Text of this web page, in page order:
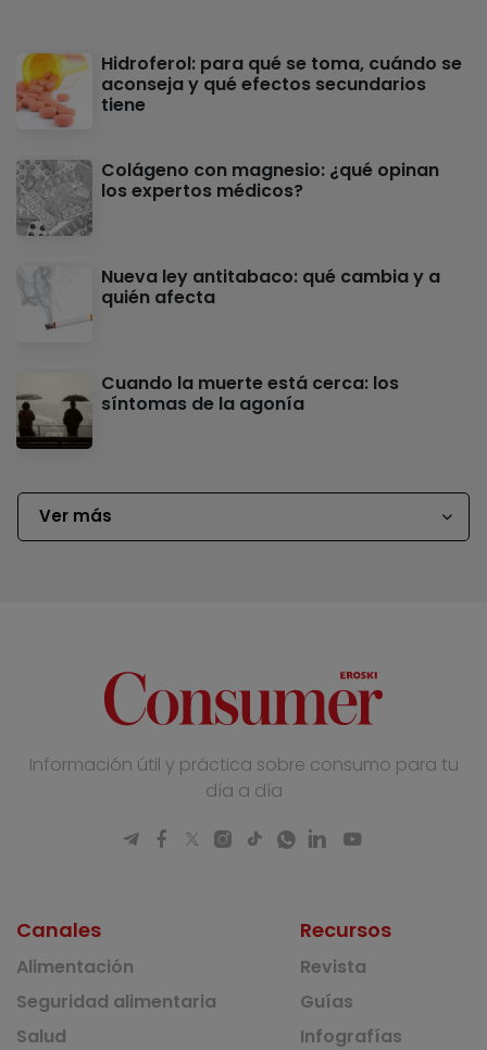
Hidroferol: para qué se toma, cuándo se
aconseja y qué efectos secundarios
tiene
Colágeno con magnesio: ¿qué opinan
los expertos médicos?
Nueva ley antitabaco: qué cambia y a
quién afecta
Cuando la muerte está cerca: los
síntomas de la agonía
Ver más
Información útil y práctica sobre consumo para tu
día a día
Canales
Alimentación
Seguridad alimentaria
Salud
Recursos
Revista
Guías
Infografías